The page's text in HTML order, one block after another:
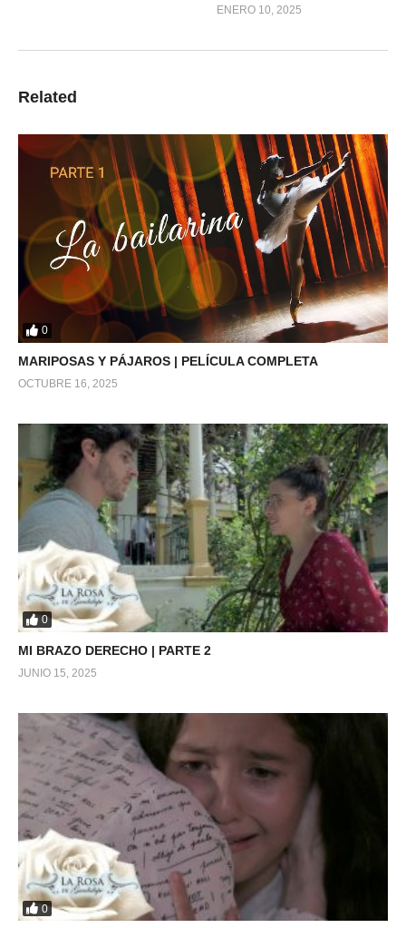
ENERO 10, 2025
Related
0
MARIPOSAS Y PÁJAROS | PELÍCULA COMPLETA
OCTUBRE 16, 2025
0
MI BRAZO DERECHO | PARTE 2
JUNIO 15, 2025
0